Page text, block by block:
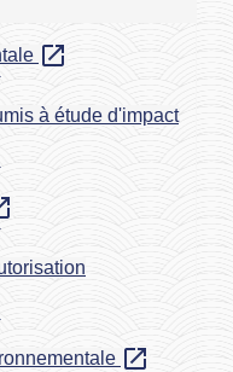
open_in_new
à étude d'impact
open_in_new